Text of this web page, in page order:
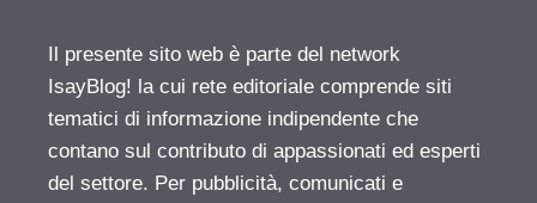
Il presente sito web è parte del network
IsayBlog! la cui rete editoriale comprende siti
tematici di informazione indipendente che
contano sul contributo di appassionati ed esperti
del settore. Per pubblicità, comunicati e